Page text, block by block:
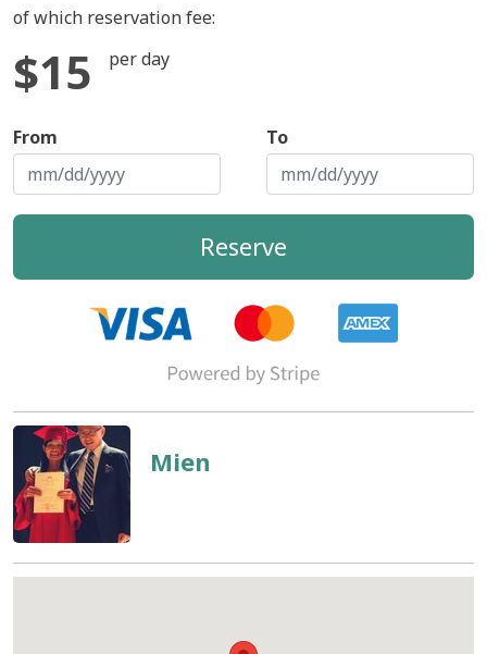
of which reservation fee:
$15 per day
From To
Reserve
Mien